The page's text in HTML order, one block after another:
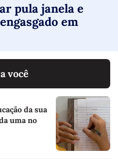
pula janela e
em
você
da sua
uma no